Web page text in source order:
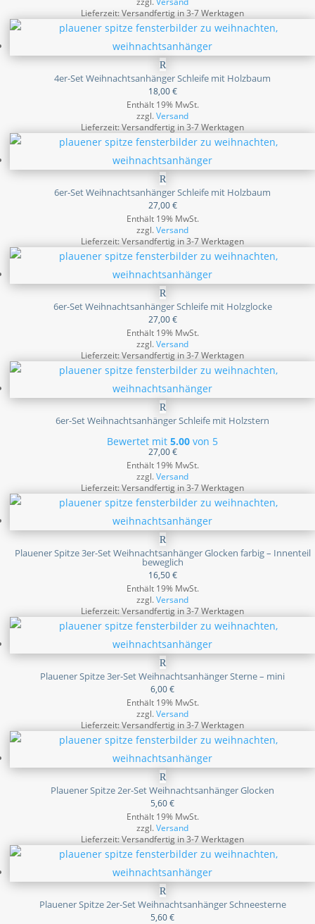
Lieferzeit: Versandfertig in 3-7 Werktagen
4er-Set Weihnachtsanhänger Schleife mit Holzbaum
18,00€
Enthält 19% MwSt.
zzgl.Versand
Lieferzeit: Versandfertig in 3-7 Werktagen
6er-Set Weihnachtsanhänger Schleife mit Holzbaum
27,00€
Enthält 19% MwSt.
zzgl.Versand
Lieferzeit: Versandfertig in 3-7 Werktagen
6er-Set Weihnachtsanhänger Schleife mit Holzglocke
27,00€
Enthält 19% MwSt.
zzgl.Versand
Lieferzeit: Versandfertig in 3-7 Werktagen
6er-Set Weihnachtsanhänger Schleife mit Holzstern
Bewertet mit 5.00 von 5
27,00€
Enthält 19% MwSt.
zzgl.Versand
Lieferzeit: Versandfertig in 3-7 Werktagen
Plauener Spitze 3er-Set Weihnachtsanhänger Glocken farbig – Innenteil
beweglich
16,50€
Enthält 19% MwSt.
zzgl.Versand
Lieferzeit: Versandfertig in 3-7 Werktagen
Plauener Spitze 3er-Set Weihnachtsanhänger Sterne – mini
6,00€
Enthält 19% MwSt.
zzgl.Versand
Lieferzeit: Versandfertig in 3-7 Werktagen
Plauener Spitze 2er-Set Weihnachtsanhänger Glocken
5,60€
Enthält 19% MwSt.
zzgl.Versand
Lieferzeit: Versandfertig in 3-7 Werktagen
Plauener Spitze 2er-Set Weihnachtsanhänger Schneesterne
5,60€